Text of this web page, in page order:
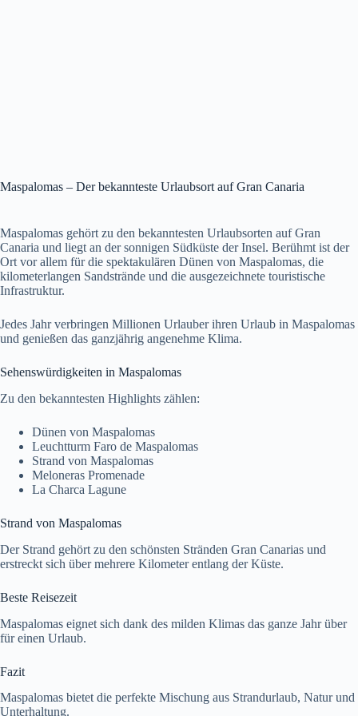
Maspalomas – Der bekannteste Urlaubsort auf Gran Canaria
Maspalomas gehört zu den bekanntesten Urlaubsorten auf Gran
Canaria und liegt an der sonnigen Südküste der Insel. Berühmt ist der
Ort vor allem für die spektakulären Dünen von Maspalomas, die
kilometerlangen Sandstrände und die ausgezeichnete touristische
Infrastruktur.
Jedes Jahr verbringen Millionen Urlauber ihren Urlaub in Maspalomas
und genießen das ganzjährig angenehme Klima.
Sehenswürdigkeiten in Maspalomas
Zu den bekanntesten Highlights zählen:
Dünen von Maspalomas
Leuchtturm Faro de Maspalomas
Strand von Maspalomas
Meloneras Promenade
La Charca Lagune
Strand von Maspalomas
Der Strand gehört zu den schönsten Stränden Gran Canarias und
erstreckt sich über mehrere Kilometer entlang der Küste.
Beste Reisezeit
Maspalomas eignet sich dank des milden Klimas das ganze Jahr über
für einen Urlaub.
Fazit
Maspalomas bietet die perfekte Mischung aus Strandurlaub, Natur und
Unterhaltung.